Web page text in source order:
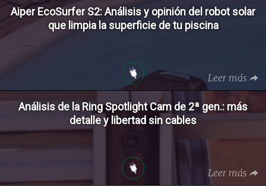
Aiper EcoSurfer S2: Análisis y opinión del robot solar
que limpia la superficie de tu piscina
Leer más
Análisis de la Ring Spotlight Cam de 2ª gen.: más
detalle y libertad sin cables
Leer más